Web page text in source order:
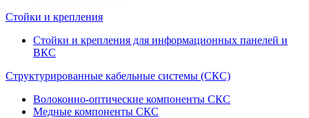
Стойки и крепления
Стойки и крепления для информационных панелей и
ВКС
Структурированные кабельные системы (СКС)
Волоконно-оптические компоненты СКС
Медные компоненты СКС